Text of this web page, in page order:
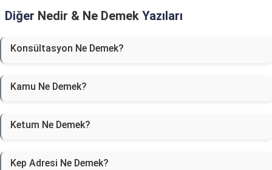
Diğer Nedir & Ne Demek Yazıları
Konsültasyon Ne Demek?
Kamu Ne Demek?
Ketum Ne Demek?
Kep Adresi Ne Demek?